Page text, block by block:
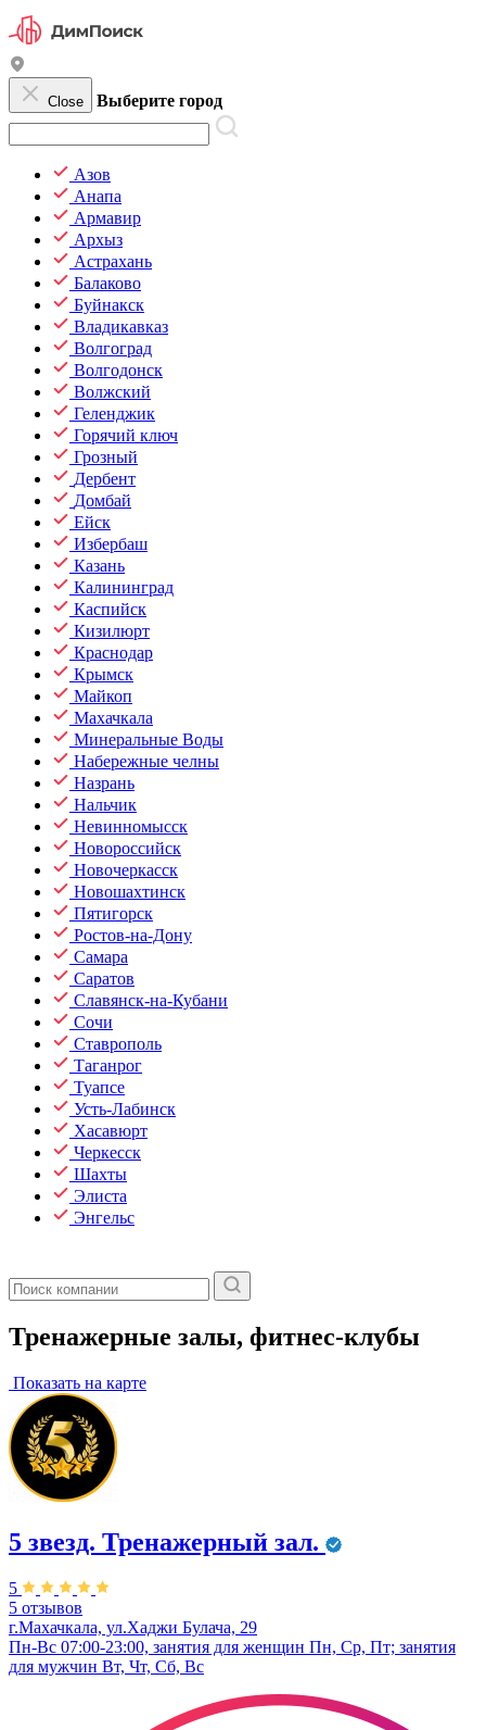
Close Выберите город
Азов
Анапа
Армавир
Архыз
Астрахань
Балаково
Буйнакск
Владикавказ
Волгоград
Волгодонск
Волжский
Геленджик
Горячий ключ
Грозный
Дербент
Домбай
Ейск
Избербаш
Казань
Калининград
Каспийск
Кизилюрт
Краснодар
Крымск
Майкоп
Махачкала
Минеральные Воды
Набережные челны
Назрань
Нальчик
Невинномысск
Новороссийск
Новочеркасск
Новошахтинск
Пятигорск
Ростов-на-Дону
Самара
Саратов
Славянск-на-Кубани
Сочи
Ставрополь
Таганрог
Туапсе
Усть-Лабинск
Хасавюрт
Черкесск
Шахты
Элиста
Энгельс
Тренажерные залы, фитнес-клубы
Показать на карте
5 звезд. Тренажерный зал.
5
5 отзывов
г.Махачкала, ул.Хаджи Булача, 29
Пн-Вс 07:00-23:00, занятия для женщин Пн, Ср, Пт; занятия
для мужчин Вт, Чт, Сб, Вс